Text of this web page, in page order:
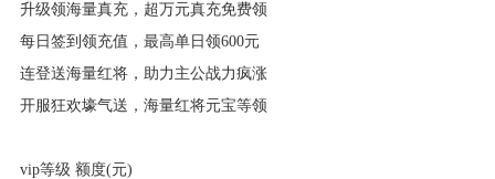
升级领海量真充，超万元真充免费领
每日签到领充值，最高单日领600元
连登送海量红将，助力主公战力疯涨
开服狂欢壕气送，海量红将元宝等领
vip等级 额度(元)